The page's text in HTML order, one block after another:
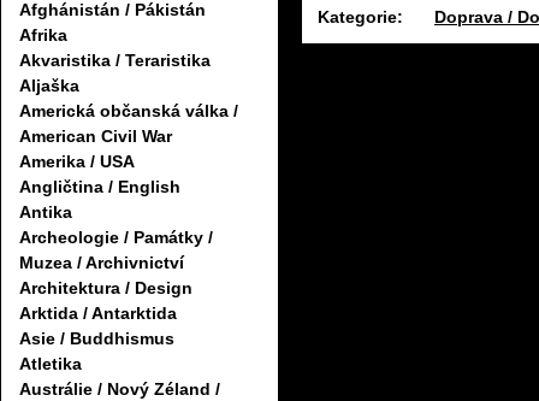
Afghánistán / Pákistán
Afrika
Akvaristika / Teraristika
Aljaška
Americká občanská válka /
American Civil War
Amerika / USA
Angličtina / English
Antika
Archeologie / Památky /
Muzea / Archivnictví
Architektura / Design
Arktida / Antarktida
Asie / Buddhismus
Atletika
Austrálie / Nový Zéland /
Kategorie:
Doprava /